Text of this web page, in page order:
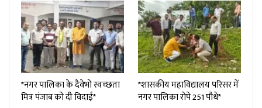
*नगर पालिका के दैवेभो स्वच्छता
मित्र पंजाब को दी विदाई*
*शासकीय महाविद्यालय परिसर में
नगर पालिका रोपे 251 पौधे*